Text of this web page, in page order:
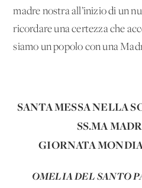
madre nostra all’inizio di un
ricordare una certezza che
siamo un popolo con una
SANTA MESSA NELLA
SS.MA
GIORNATA
OMELIA DEL SANTO